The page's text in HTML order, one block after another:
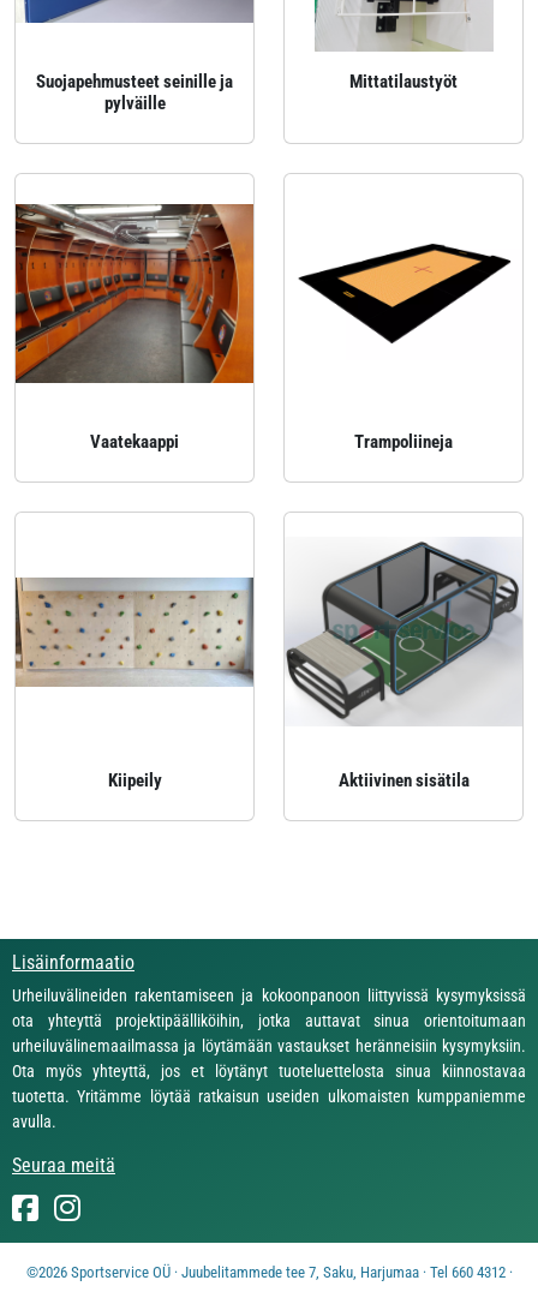
Suojapehmusteet seinille ja
pylväille
Mittatilaustyöt
Vaatekaappi Trampoliineja
Kiipeily Aktiivinen sisätila
Lisäinformaatio
Urheiluvälineiden rakentamiseen ja kokoonpanoon liittyvissä kysymyksissä
ota yhteyttä projektipäälliköihin, jotka auttavat sinua orientoitumaan
urheiluvälinemaailmassa ja löytämään vastaukset heränneisiin kysymyksiin.
Ota myös yhteyttä, jos et löytänyt tuoteluettelosta sinua kiinnostavaa
tuotetta. Yritämme löytää ratkaisun useiden ulkomaisten kumppaniemme
avulla.
Seuraa meitä
©2026 Sportservice OÜ · Juubelitammede tee 7, Saku, Harjumaa · Tel 660 4312 ·